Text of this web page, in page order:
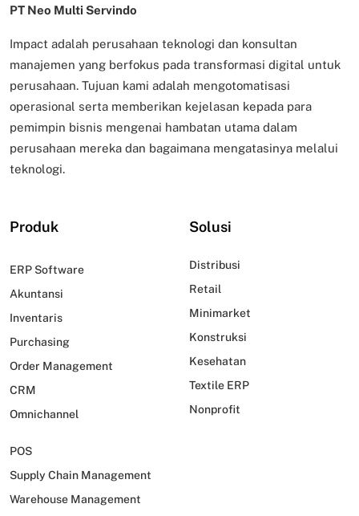
PT Neo Multi Servindo
Impact adalah perusahaan teknologi dan konsultan
manajemen yang berfokus pada transformasi digital untuk
perusahaan. Tujuan kami adalah mengotomatisasi
operasional serta memberikan kejelasan kepada para
pemimpin bisnis mengenai hambatan utama dalam
perusahaan mereka dan bagaimana mengatasinya melalui
teknologi.
Produk
ERP Software
Akuntansi
Inventaris
Purchasing
Order Management
CRM
Omnichannel
POS
Supply Chain Management
Warehouse Management
Solusi
Distribusi
Retail
Minimarket
Konstruksi
Kesehatan
Textile ERP
Nonprofit